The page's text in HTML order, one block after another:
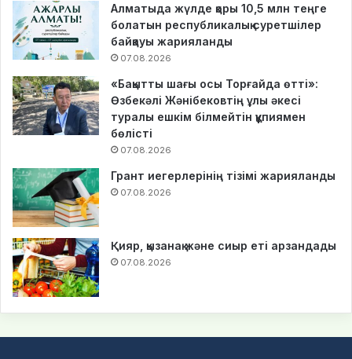
Алматыда жүлде қоры 10,5 млн теңге
болатын республикалық суретшілер
байқауы жарияланды
07.08.2026
«Бақытты шағы осы Торғайда өтті»:
Өзбекәлі Жәнібековтің ұлы әкесі
туралы ешкім білмейтін құпиямен
бөлісті
07.08.2026
Грант иегерлерінің тізімі жарияланды
07.08.2026
Қияр, қызанақ және сиыр еті арзандады
07.08.2026